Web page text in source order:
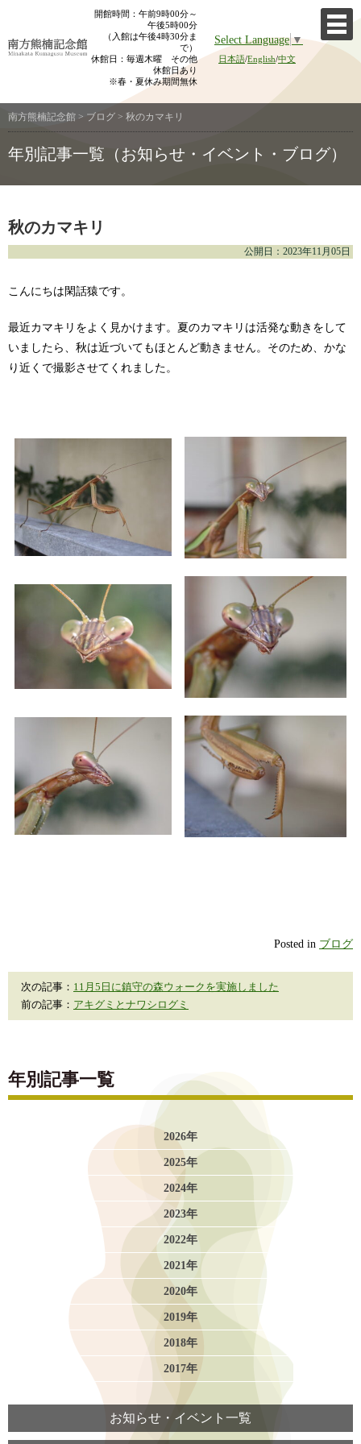
content
開館時間：午前9時00分～
午後5時00分
（入館は午後4時30分ま
で）
休館日：毎週木曜 その他
休館日あり
※春・夏休み期間無休
Select Language▼
日本語/English/中文
南方熊楠記念館 > ブログ > 秋のカマキリ
年別記事一覧（お知らせ・イベント・ブログ）
秋のカマキリ
公開日：2023年11月05日
こんにちは閑話猿です。
最近カマキリをよく見かけます。夏のカマキリは活発な動きをして
いましたら、秋は近づいてもほとんど動きません。そのため、かな
り近くで撮影させてくれました。
Posted in ブログ
次の記事： 11月5日に鎮守の森ウォークを実施しました
前の記事： アキグミとナワシログミ
年別記事一覧
2026年
2025年
2024年
2023年
2022年
2021年
2020年
2019年
2018年
2017年
お知らせ・イベント一覧